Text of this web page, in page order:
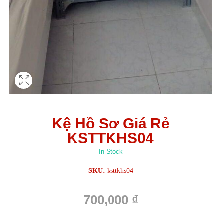
Kệ Hồ Sơ Giá Rẻ
KSTTKHS04
In Stock
SKU: ksttkhs04
700,000 ₫